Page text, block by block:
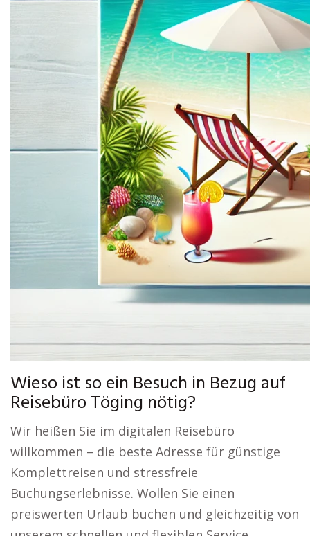
Wieso ist so ein Besuch in Bezug auf
Reisebüro Töging nötig?
Wir heißen Sie im digitalen Reisebüro
willkommen – die beste Adresse für günstige
Komplettreisen und stressfreie
Buchungserlebnisse. Wollen Sie einen
preiswerten Urlaub buchen und gleichzeitig von